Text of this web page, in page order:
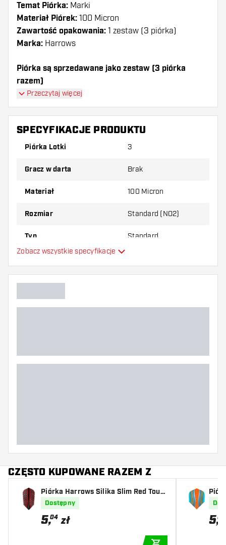
Temat Piórka: Marki
Materiał Piórek: 100 Micron
Zawartość opakowania: 1 zestaw (3 piórka)
Marka: Harrows
Piórka są sprzedawane jako zestaw (3 piórka
razem)
Dartshopper tip!
Upewnij się, że masz pod ręką dużo piórek i
złamane w wyniku użytkowania.
piórek, aby dowiedzieć się, który wariant
Przeczytaj więcej
SPECYFIKACJE PRODUKTU
Piórka Lotki 3
Gracz w darta Brak
Materiał 100 Micron
Rozmiar Standard (NO2)
Typ Standard
Główny kolor
Zobacz wszystkie specyfikacje
CZĘSTO KUPOWANE RAZEM Z
Piórka Harrows Silika Slim Red Toug
h Crystalline Coated
Dostępny
5,04 zł
an
d
5,04